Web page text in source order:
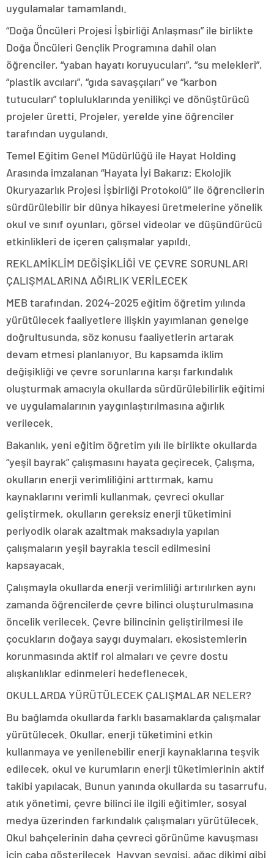
uygulamalar tamamlandı.
“Doğa Öncüleri Projesi İşbirliği Anlaşması” ile birlikte
Doğa Öncüleri Gençlik Programına dahil olan
öğrenciler, “yaban hayatı koruyucuları”, “su melekleri”,
“plastik avcıları”, “gıda savaşçıları” ve “karbon
tutucuları” topluluklarında yenilikçi ve dönüştürücü
projeler üretti. Projeler, yerelde yine öğrenciler
tarafından uygulandı.
Temel Eğitim Genel Müdürlüğü ile Hayat Holding
Arasında imzalanan “Hayata İyi Bakarız: Ekolojik
Okuryazarlık Projesi İşbirliği Protokolü” ile öğrencilerin
sürdürülebilir bir dünya hikayesi üretmelerine yönelik
okul ve sınıf oyunları, görsel videolar ve düşündürücü
etkinlikleri de içeren çalışmalar yapıldı.
REKLAMİKLİM DEĞİŞİKLİĞİ VE ÇEVRE SORUNLARI
ÇALIŞMALARINA AĞIRLIK VERİLECEK
MEB tarafından, 2024-2025 eğitim öğretim yılında
yürütülecek faaliyetlere ilişkin yayımlanan genelge
doğrultusunda, söz konusu faaliyetlerin artarak
devam etmesi planlanıyor. Bu kapsamda iklim
değişikliği ve çevre sorunlarına karşı farkındalık
oluşturmak amacıyla okullarda sürdürülebilirlik eğitimi
ve uygulamalarının yaygınlaştırılmasına ağırlık
verilecek.
Bakanlık, yeni eğitim öğretim yılı ile birlikte okullarda
“yeşil bayrak” çalışmasını hayata geçirecek. Çalışma,
okulların enerji verimliliğini arttırmak, kamu
kaynaklarını verimli kullanmak, çevreci okullar
geliştirmek, okulların gereksiz enerji tüketimini
periyodik olarak azaltmak maksadıyla yapılan
çalışmaların yeşil bayrakla tescil edilmesini
kapsayacak.
Çalışmayla okullarda enerji verimliliği artırılırken aynı
zamanda öğrencilerde çevre bilinci oluşturulmasına
öncelik verilecek. Çevre bilincinin geliştirilmesi ile
çocukların doğaya saygı duymaları, ekosistemlerin
korunmasında aktif rol almaları ve çevre dostu
alışkanlıklar edinmeleri hedeflenecek.
OKULLARDA YÜRÜTÜLECEK ÇALIŞMALAR NELER?
Bu bağlamda okullarda farklı basamaklarda çalışmalar
yürütülecek. Okullar, enerji tüketimini etkin
kullanmaya ve yenilenebilir enerji kaynaklarına teşvik
edilecek, okul ve kurumların enerji tüketimlerinin aktif
takibi yapılacak. Bunun yanında okullarda su tasarrufu,
atık yönetimi, çevre bilinci ile ilgili eğitimler, sosyal
medya üzerinden farkındalık çalışmaları yürütülecek.
Okul bahçelerinin daha çevreci görünüme kavuşması
için çaba gösterilecek. Hayvan sevgisi, ağaç dikimi gibi